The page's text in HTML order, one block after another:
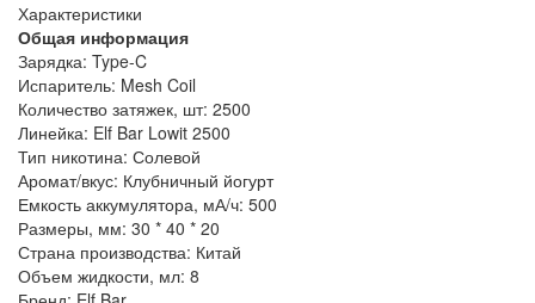
Характеристики
Общая информация
Зарядка: Type-C
Испаритель: Mesh Coil
Количество затяжек, шт: 2500
Линейка: Elf Bar Lowit 2500
Тип никотина: Солевой
Аромат/вкус: Клубничный йогурт
Емкость аккумулятора, мА/ч: 500
Размеры, мм: 30 * 40 * 20
Страна производства: Китай
Объем жидкости, мл: 8